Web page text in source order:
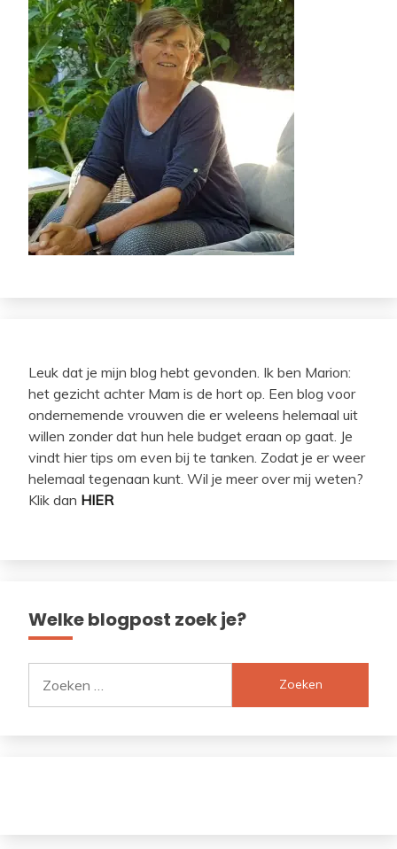
Leuk dat je mijn blog hebt gevonden. Ik ben Marion:
het gezicht achter Mam is de hort op. Een blog voor
ondernemende vrouwen die er weleens helemaal uit
willen zonder dat hun hele budget eraan op gaat. Je
vindt hier tips om even bij te tanken. Zodat je er weer
helemaal tegenaan kunt. Wil je meer over mij weten?
Klik dan HIER
Welke blogpost zoek je?
naar: